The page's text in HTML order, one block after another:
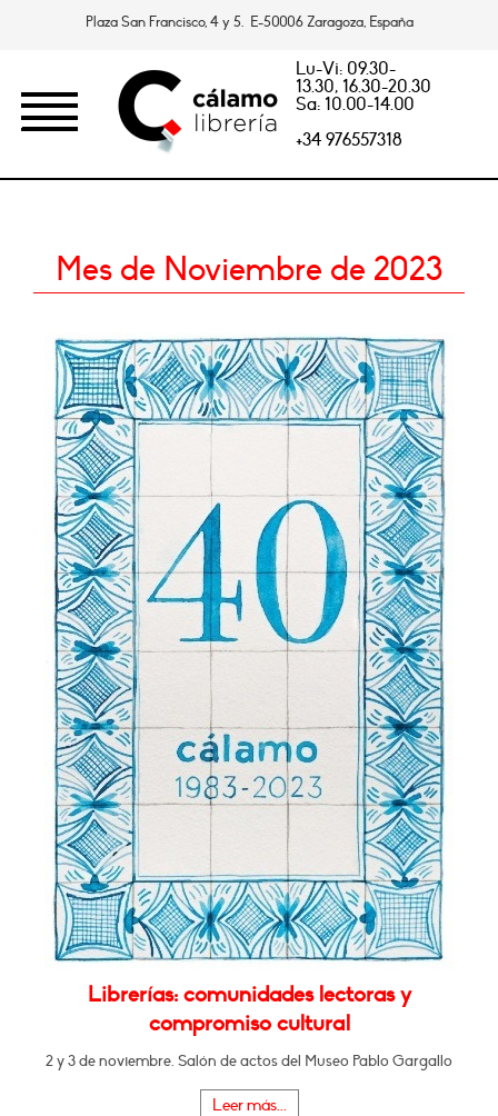
Plaza San Francisco, 4 y 5. E-50006 Zaragoza, España
Lu-Vi: 09.30-
13.30, 16.30-20.30
Sa: 10.00-14.00
+34 976557318
Mes de Noviembre de 2023
Librerías: comunidades lectoras y
compromiso cultural
2 y 3 de noviembre. Salón de actos del Museo Pablo Gargallo
Leer más...